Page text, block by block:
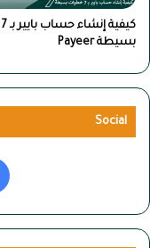
بسيطة Payeer
Social